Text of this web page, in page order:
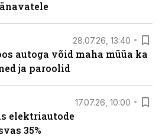
28.07.26, 13:40
autoga võid maha müüa ka
ja paroolid
17.07.26, 10:00
elektriautode
35%